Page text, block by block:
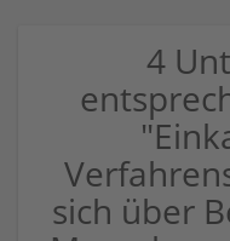
4
sich über